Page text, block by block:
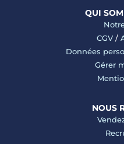
QUI
CGV/
Données
Gérer
NOUS